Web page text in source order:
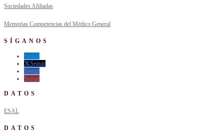
Sociedades Afiliadas
Memorias Competencias del Médico General
SÍGANOS
Seguir
Seguir
Seguir
Seguir
DATOS
ESAL
DATOS